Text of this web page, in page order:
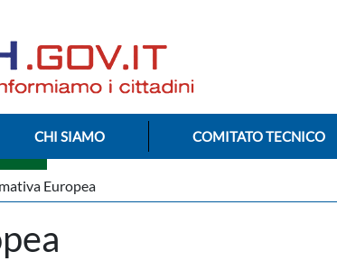
CHI SIAMO COMITATO TECNICO
Europea